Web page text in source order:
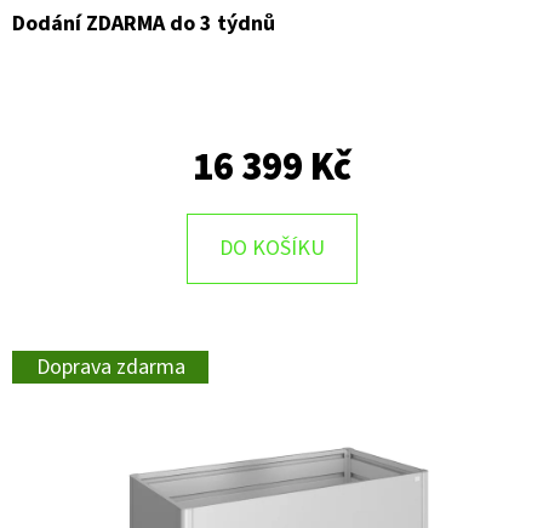
Dodání ZDARMA do 3 týdnů
16 399 Kč
DO KOŠÍKU
Doprava zdarma